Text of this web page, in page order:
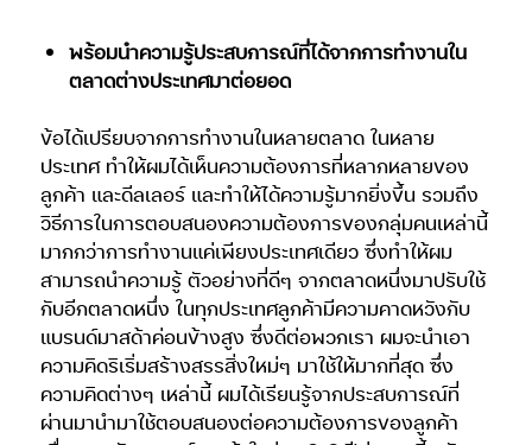
พร้อมนำความรู้ประสบการณ์ที่ได้จากการทำงานใน
ตลาดต่างประเทศมาต่อยอด
ข้อได้เปรียบจากการทำงานในหลายตลาด ในหลาย
ประเทศ ทำให้ผมได้เห็นความต้องการที่หลากหลายของ
ลูกค้า และดีลเลอร์ และทำให้ได้ความรู้มากยิ่งขึ้น รวมถึง
วิธีการในการตอบสนองความต้องการของกลุ่มคนเหล่านี้
มากกว่าการทำงานแค่เพียงประเทศเดียว ซึ่งทำให้ผม
สามารถนำความรู้ ตัวอย่างที่ดีๆ จากตลาดหนึ่งมาปรับใช้
กับอีกตลาดหนึ่ง ในทุกประเทศลูกค้ามีความคาดหวังกับ
แบรนด์มาสด้าค่อนข้างสูง ซึ่งดีต่อพวกเรา ผมจะนำเอา
ความคิดริเริ่มสร้างสรรสิ่งใหม่ๆ มาใช้ให้มากที่สุด ซึ่ง
ความคิดต่างๆ เหล่านี้ ผมได้เรียนรู้จากประสบการณ์ที่
ผ่านมานำมาใช้ตอบสนองต่อความต้องการของลูกค้า